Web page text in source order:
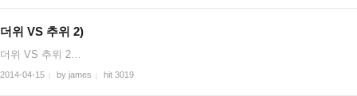
더위 VS 추위 2)
더위 VS 추위 2…
2014-04-15 by james hit 3019